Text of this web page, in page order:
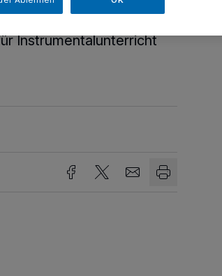
im September noch
Instrumentalunterricht